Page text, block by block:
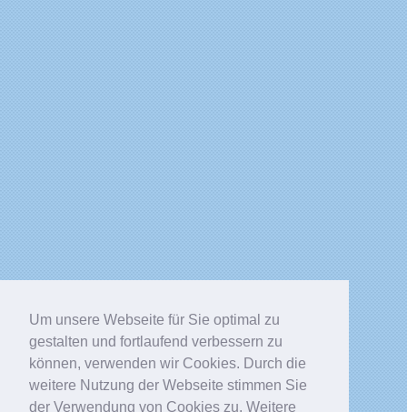
Um unsere Webseite für Sie optimal zu
gestalten und fortlaufend verbessern zu
können, verwenden wir Cookies. Durch die
weitere Nutzung der Webseite stimmen Sie
der Verwendung von Cookies zu. Weitere